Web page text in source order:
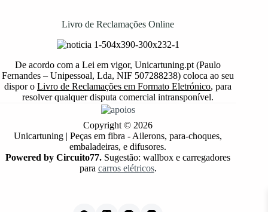
Livro de Reclamações Online
De acordo com a Lei em vigor, Unicartuning.pt (Paulo
Fernandes – Unipessoal, Lda, NIF 507288238) coloca ao seu
dispor oLivro de Reclamações em Formato Eletrónico, para
resolver qualquer disputa comercial intransponível.
Copyright © 2026
Unicartuning | Peças em fibra - Ailerons, para-choques,
embaladeiras, e difusores.
Powered by Circuito77. Sugestão: wallbox e carregadores
para carros elétricos.